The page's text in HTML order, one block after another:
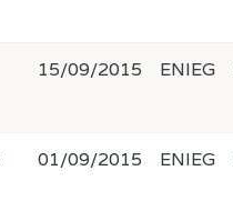
15/09/2015 ENIEG
01/09/2015 ENIEG